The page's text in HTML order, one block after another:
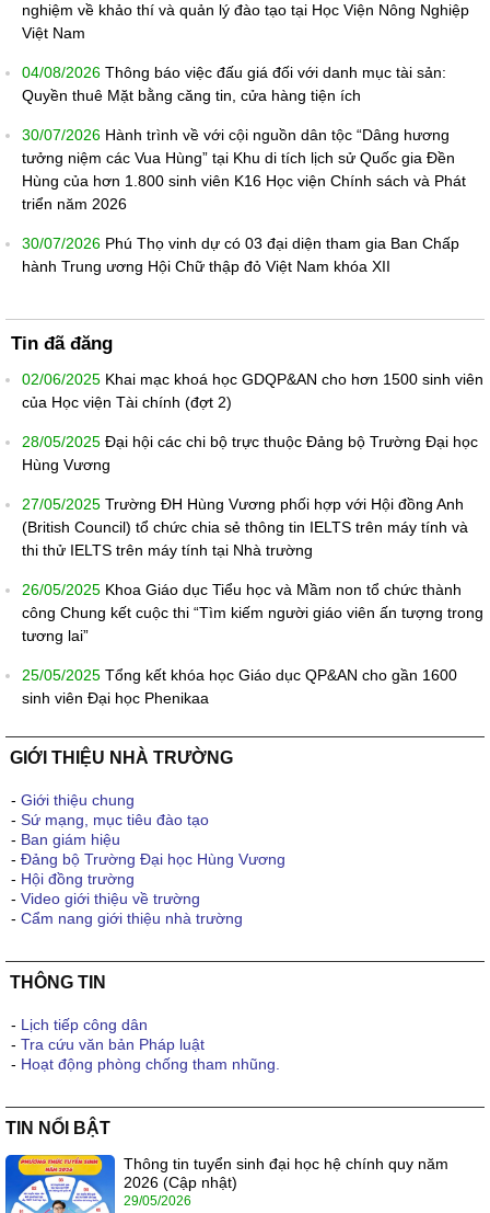
nghiệm về khảo thí và quản lý đào tạo tại Học Viện Nông Nghiệp
Việt Nam
04/08/2026 Thông báo việc đấu giá đối với danh mục tài sản:
Quyền thuê Mặt bằng căng tin, cửa hàng tiện ích
30/07/2026 Hành trình về với cội nguồn dân tộc “Dâng hương
tưởng niệm các Vua Hùng” tại Khu di tích lịch sử Quốc gia Đền
Hùng của hơn 1.800 sinh viên K16 Học viện Chính sách và Phát
triển năm 2026
30/07/2026 Phú Thọ vinh dự có 03 đại diện tham gia Ban Chấp
hành Trung ương Hội Chữ thập đỏ Việt Nam khóa XII
Tin đã đăng
02/06/2025 Khai mạc khoá học GDQP&AN cho hơn 1500 sinh viên
của Học viện Tài chính (đợt 2)
28/05/2025 Đại hội các chi bộ trực thuộc Đảng bộ Trường Đại học
Hùng Vương
27/05/2025 Trường ĐH Hùng Vương phối hợp với Hội đồng Anh
(British Council) tổ chức chia sẻ thông tin IELTS trên máy tính và
thi thử IELTS trên máy tính tại Nhà trường
26/05/2025 Khoa Giáo dục Tiểu học và Mầm non tổ chức thành
công Chung kết cuộc thi “Tìm kiếm người giáo viên ấn tượng trong
tương lai”
25/05/2025 Tổng kết khóa học Giáo dục QP&AN cho gần 1600
sinh viên Đại học Phenikaa
GIỚI THIỆU NHÀ TRƯỜNG
- Giới thiệu chung
- Sứ mạng, mục tiêu đào tạo
- Ban giám hiệu
- Đảng bộ Trường Đại học Hùng Vương
- Hội đồng trường
- Video giới thiệu về trường
- Cẩm nang giới thiệu nhà trường
THÔNG TIN
- Lịch tiếp công dân
- Tra cứu văn bản Pháp luật
- Hoạt động phòng chống tham nhũng.
TIN NỔI BẬT
Thông tin tuyển sinh đại học hệ chính quy năm
2026 (Cập nhật)
29/05/2026